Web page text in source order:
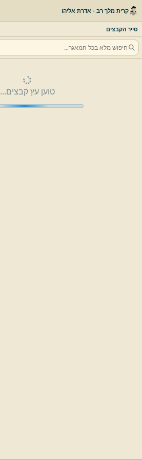
קרית מלך רב - אדרת אליהו
סייר הקבצים
טוען עץ קבצים...